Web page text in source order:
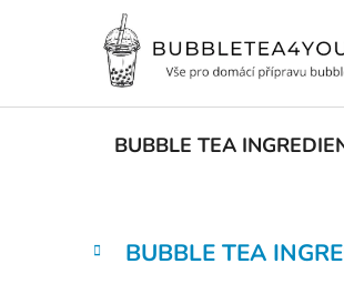
BUBBLE TEA
PPřeskočit
kategorie
K
a
BUBBLE TEA